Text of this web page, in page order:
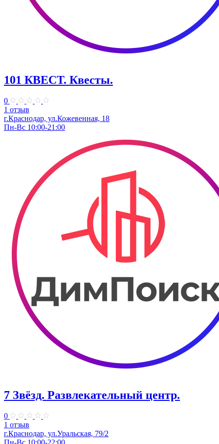
101 КВЕСТ. Квесты.
0
1 отзыв
г.Краснодар, ул.Кожевенная, 18
Пн-Вс 10:00-21:00
7 Звёзд. Развлекательный центр.
0
1 отзыв
г.Краснодар, ул.Уральская, 79/2
Пн-Вс 10:00-22:00